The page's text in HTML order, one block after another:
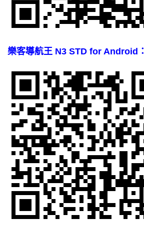
樂客導航王 N3 STD for Android：